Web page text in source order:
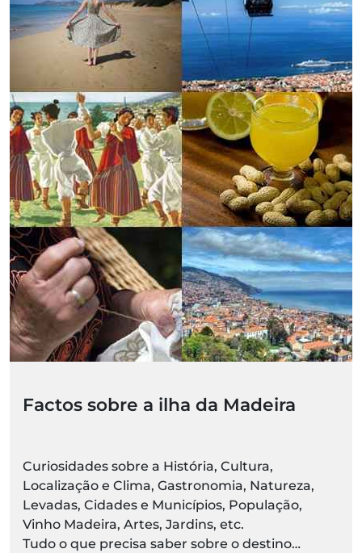
Factos sobre a ilha da Madeira
Curiosidades sobre a História, Cultura,
Localização e Clima, Gastronomia, Natureza,
Levadas, Cidades e Municípios, População,
Vinho Madeira, Artes, Jardins, etc.
Tudo o que precisa saber sobre o destino